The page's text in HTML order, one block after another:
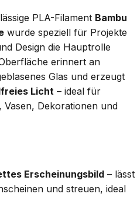
PLA-Filament Bambu
wurde speziell für Projekte
Design die Hauptrolle
erinnert an
Glas und erzeugt
Licht – ideal für
Dekorationen und
Erscheinungsbild – lässt
und streuen, ideal